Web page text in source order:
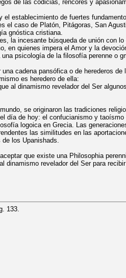
de las codicias, rencores y
establecimiento de fuertes
el caso de Platón, Pitágoras, San
gnóstica cristiana.
la incesante búsqueda de unión con
en quienes impera el Amor y la
psicología de la filosofía perenne o
cadena pansófica o de herederos de
es heredero de ella:
al dinamismo revelador del Ser
se originaron las tradiciones
día de hoy: el confucianismo y taoísmo
logoica en Grecia. Las
las similitudes en las
los Upanishads.
que existe una Philosophia
dinamismo revelador del Ser para
133.